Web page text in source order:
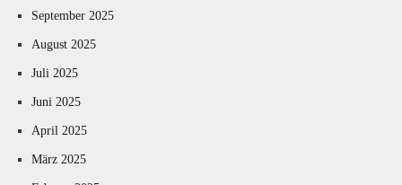
September 2025
August 2025
Juli 2025
Juni 2025
April 2025
März 2025